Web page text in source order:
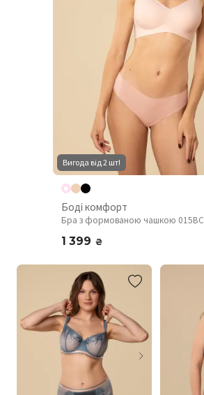
Вигода від 2 шт!
Боді комфорт
Бра з формованою чашкою 015BC
1 399 ₴